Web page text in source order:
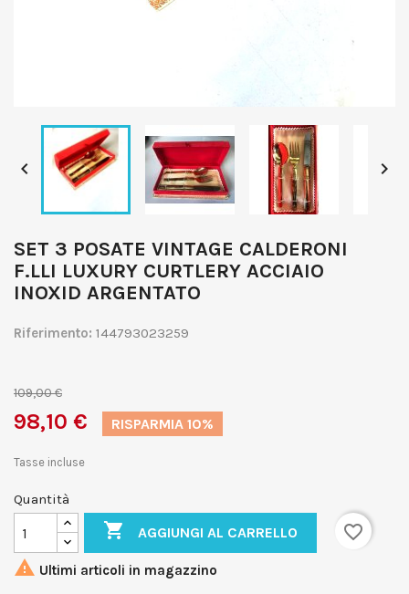
 
SET 3 POSATE VINTAGE CALDERONI
F.LLI LUXURY CURTLERY ACCIAIO
INOXID ARGENTATO
Riferimento: 144793023259
109,00 €
98,10 € RISPARMIA 10%
Tasse incluse
Quantità
 AGGIUNGI AL CARRELLO
favorite_border
 Ultimi articoli in magazzino